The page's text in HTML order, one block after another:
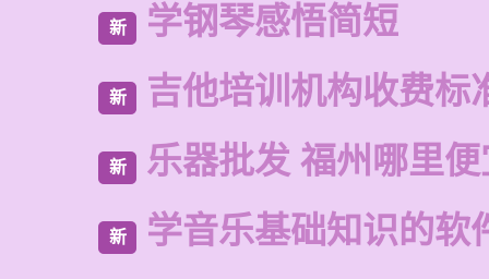
新 学钢琴感悟简短
新 吉他培训机构收费标
新 乐器批发 福州哪里
新 学音乐基础知识的软